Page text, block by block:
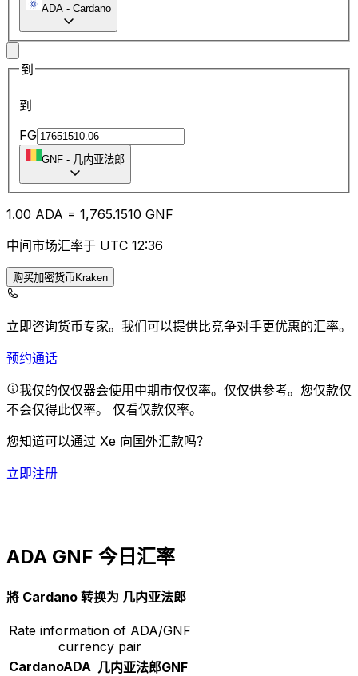
ADA - Cardano
到
到
FG
GNF - 几内亚法郎
1.00 ADA = 1,765.1510 GNF
中间市场汇率于 UTC 12:36
购买加密货币Kraken
立即咨询货币专家。 我们可以提供比竞争对手更优惠的汇率。
预约通话
我仅的仅仅器会使用中期市仅仅率。仅仅供参考。您仅款仅
不会仅得此仅率。 仅看仅款仅率。
您知道可以通过 Xe 向国外汇款吗？
立即注册
ADA GNF 今日汇率
將 Cardano 转换为 几内亚法郎
Rate information of ADA/GNF
currency pair
CardanoADA 几内亚法郎GNF